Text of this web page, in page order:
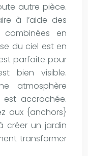
autre pièce.
à l’aide des
combinées en
du ciel est en
parfaite pour
bien visible.
atmosphère
accrochée.
aux {anchors}
créer un jardin
transformer